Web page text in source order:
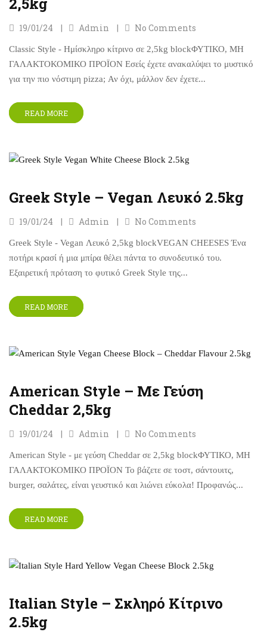
19/01/24 Admin No Comments
Classic Style - Ημίσκληρο κίτρινο σε 2,5kg blockΦΥΤΙΚΟ, ΜΗ
ΓΑΛΑΚΤΟΚΟΜΙΚΟ ΠΡΟΪΟΝ Εσείς έχετε ανακαλύψει το μυστικό
για την πιο νόστιμη pizza; Αν όχι, μάλλον δεν έχετε...
READ MORE
Greek Style – Vegan Λευκό 2.5kg
19/01/24 Admin No Comments
Greek Style - Vegan Λευκό 2,5kg blockVEGAN CHEESES Ένα
ποτήρι κρασί ή μια μπίρα θέλει πάντα το συνοδευτικό του.
Εξαιρετική πρόταση το φυτικό Greek Style της...
READ MORE
American Style – Με Γεύση
Cheddar 2,5kg
19/01/24 Admin No Comments
American Style - με γεύση Cheddar σε 2,5kg blockΦΥΤΙΚΟ, ΜΗ
ΓΑΛΑΚΤΟΚΟΜΙΚΟ ΠΡΟΪΟΝ Το βάζετε σε τοστ, σάντουιτς,
burger, σαλάτες, είναι γευστικό και λιώνει εύκολα! Προφανώς...
READ MORE
Italian Style – Σκληρό Κίτρινο
2.5kg